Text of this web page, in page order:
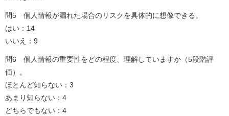
問5 個人情報が漏れた場合のリスクを具体的に想像できる。
はい：14
いいえ：9
問6 個人情報の重要性をどの程度、理解していますか（5段階評
価）。
ほとんど知らない：3
あまり知らない：4
どちらでもない：4